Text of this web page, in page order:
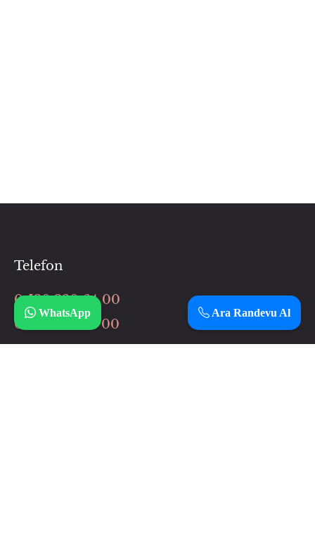
Telefon
0 530 320 64 00
0 506 037 64 00
Ara Randevu Al
WhatsApp